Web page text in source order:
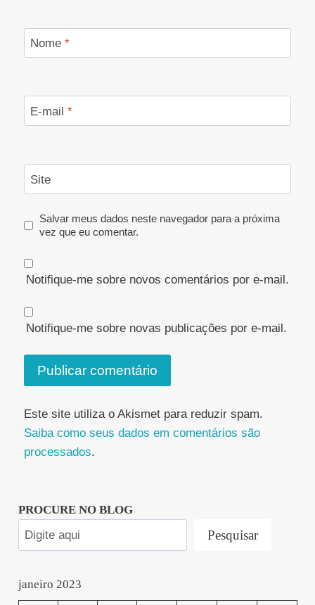
Nome *
E-mail *
Site
Salvar meus dados neste navegador para a próxima
vez que eu comentar.
Notifique-me sobre novos comentários por e-mail.
Notifique-me sobre novas publicações por e-mail.
Este site utiliza o Akismet para reduzir spam.
Saiba como seus dados em comentários são
processados.
PROCURE NO BLOG
Pesquisar
janeiro 2023